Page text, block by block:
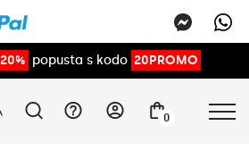
20% popusta s kodo 20PROMO
0